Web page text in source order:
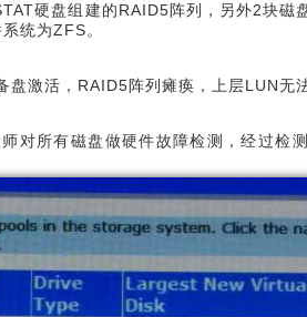
硬盘组建的RAID5阵列，另外2块磁
统为ZFS。
激活，RAID5阵列瘫痪，上层LUN无
对所有磁盘做硬件故障检测，经过检